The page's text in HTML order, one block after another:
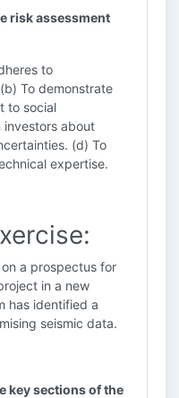
risk assessment
to
To demonstrate
to social
investors about
(d) To
expertise.
a prospectus for
in a new
has identified a
seismic data.
key sections of the